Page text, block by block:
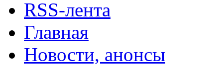
RSS-лента
Главная
Новости, анонсы